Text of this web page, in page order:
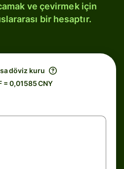
ve çevirmek için
bir hesaptır.
döviz kuru
= 0,01585 CNY